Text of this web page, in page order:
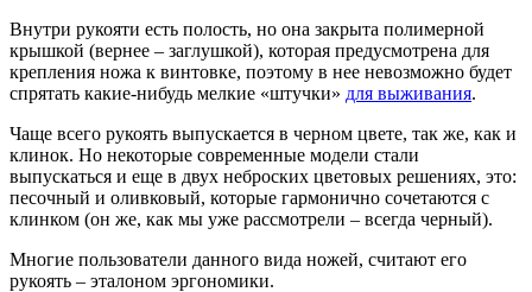
Внутри рукояти есть полость, но она закрыта полимерной
крышкой (вернее – заглушкой), которая предусмотрена для
крепления ножа к винтовке, поэтому в нее невозможно будет
спрятать какие-нибудь мелкие «штучки» для выживания.
Чаще всего рукоять выпускается в черном цвете, так же, как и
клинок. Но некоторые современные модели стали
выпускаться и еще в двух неброских цветовых решениях, это:
песочный и оливковый, которые гармонично сочетаются с
клинком (он же, как мы уже рассмотрели – всегда черный).
Многие пользователи данного вида ножей, считают его
рукоять – эталоном эргономики.